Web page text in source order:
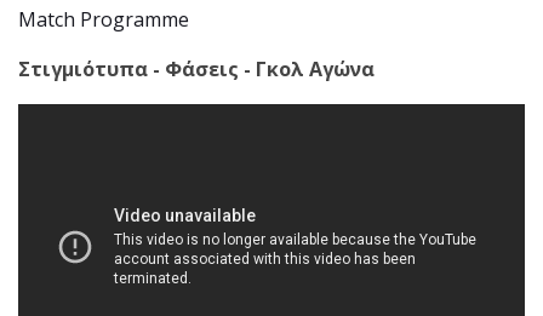
Match Programme
Στιγμιότυπα - Φάσεις - Γκολ Αγώνα